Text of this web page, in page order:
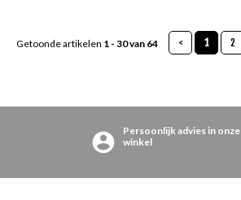
Getoonde artikelen 1 - 30 van 64 < 1 2
Persoonlijk advies in onze
winkel